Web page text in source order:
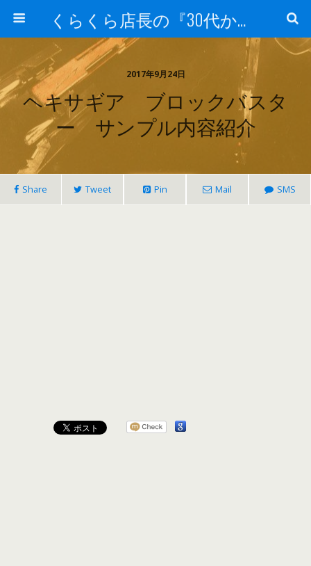
くらくら店長の『30代からのガンプラ工作』
2017年9月24日
ヘキサギア ブロックバスタ
ー サンプル内容紹介
Share Tweet Pin Mail SMS